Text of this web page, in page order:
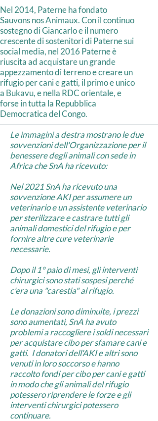
Nel 2014, Paterne ha fondato
Sauvons nos Animaux. Con il continuo
sostegno di Giancarlo e il numero
crescente di sostenitori di Paterne sui
social media, nel 2016 Paterne è
riuscita ad acquistare un grande
appezzamento di terreno e creare un
rifugio per cani e gatti, il primo e unico
a Bukavu, e nella RDC orientale, e
forse in tutta la Repubblica
Democratica del Congo.
Le immagini a destra mostrano le due
sovvenzioni dell'Organizzazione per il
benessere degli animali con sede in
Africa che SnA ha ricevuto:
Nel 2021 SnA ha ricevuto una
sovvenzione AKI per assumere un
veterinario e un assistente veterinario
per sterilizzare e castrare tutti gli
animali domestici del rifugio e per
fornire altre cure veterinarie
necessarie.
Dopo il 1° paio di mesi, gli interventi
chirurgici sono stati sospesi perché
c'era una "carestia" al rifugio.
Le donazioni sono diminuite, i prezzi
sono aumentati, SnA ha avuto
problemi a raccogliere i soldi necessari
per acquistare cibo per sfamare cani e
gatti. I donatori dell'AKI e altri sono
venuti in loro soccorso e hanno
raccolto fondi per cibo per cani e gatti
in modo che gli animali del rifugio
potessero riprendere le forze e gli
interventi chirurgici potessero
continuare.